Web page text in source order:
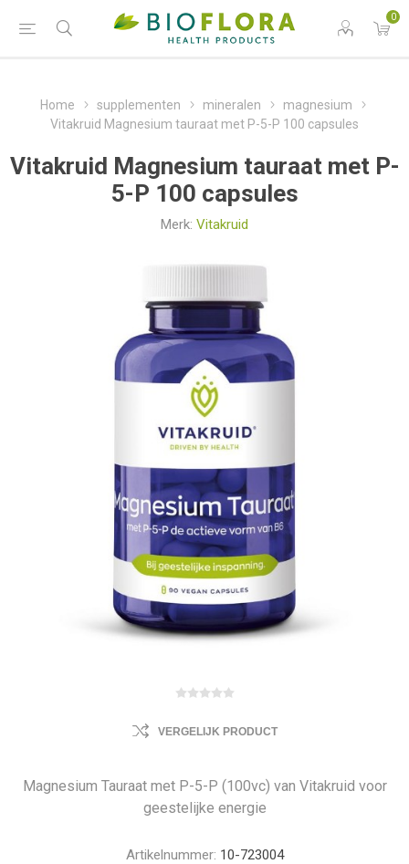
0
Home supplementen mineralen
magnesium
Vitakruid Magnesium tauraat met P-5-P 100 capsules
Vitakruid Magnesium tauraat met P-
5-P 100 capsules
Merk: Vitakruid
VERGELIJK PRODUCT
Magnesium Tauraat met P-5-P (100vc) van Vitakruid voor
geestelijke energie
Artikelnummer: 10-723004